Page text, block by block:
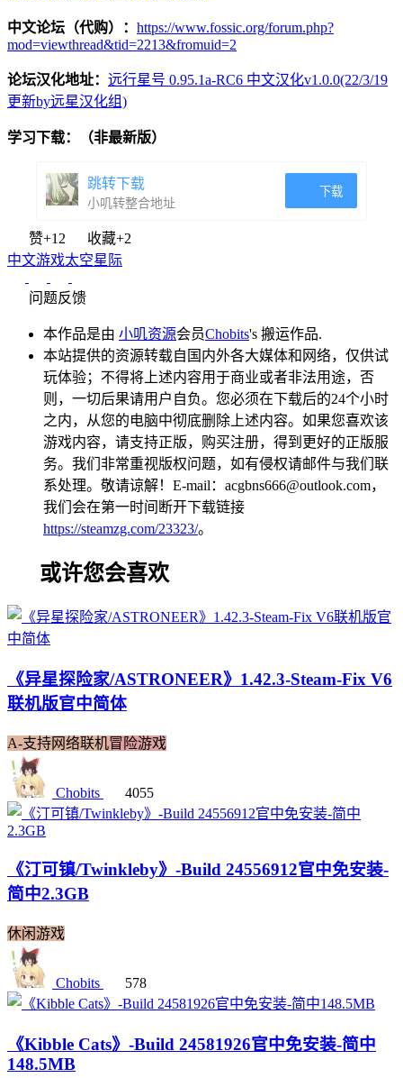
中文论坛（代购）： https://www.fossic.org/forum.php?
mod=viewthread&tid=2213&fromuid=2
论坛汉化地址： 远行星号 0.95.1a-RC6 中文汉化v1.0.0(22/3/19
更新by远星汉化组)
学习下载：（非最新版）
跳转下载
小叽转整合地址
下载
赞+12 收藏+2
中文游戏太空星际
问题反馈
本作品是由 小叽资源会员Chobits's 搬运作品.
本站提供的资源转载自国内外各大媒体和网络，仅供试
玩体验；不得将上述内容用于商业或者非法用途，否
则，一切后果请用户自负。您必须在下载后的24个小时
之内，从您的电脑中彻底删除上述内容。如果您喜欢该
游戏内容，请支持正版，购买注册，得到更好的正版服
务。我们非常重视版权问题，如有侵权请邮件与我们联
系处理。敬请谅解！E-mail：acgbns666@outlook.com，
我们会在第一时间断开下载链接
https://steamzg.com/23323/。
或许您会喜欢
《异星探险家/ASTRONEER》1.42.3-Steam-Fix V6
联机版官中简体
A-支持网络联机冒险游戏
Chobits 4055
《汀可镇/Twinkleby》-Build 24556912官中免安装-
简中2.3GB
休闲游戏
Chobits 578
《Kibble Cats》-Build 24581926官中免安装-简中
148.5MB